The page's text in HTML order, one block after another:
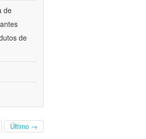
de
de
Último →